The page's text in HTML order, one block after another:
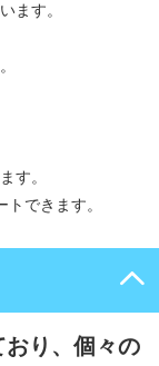
ます。
す。
できます。
り、個々の